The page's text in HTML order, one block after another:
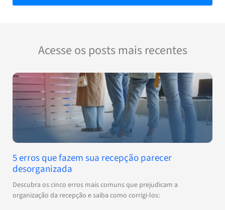
Acesse os posts mais recentes
5 erros que fazem sua recepção parecer
desorganizada
Descubra os cinco erros mais comuns que prejudicam a
organização da recepção e saiba como corrigi-los: